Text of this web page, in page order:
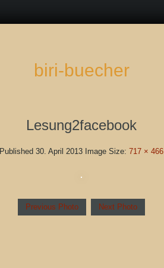
biri-buecher
Lesung2facebook
Published30. April 2013 Image Size:717 × 466
Previous Photo Next Photo